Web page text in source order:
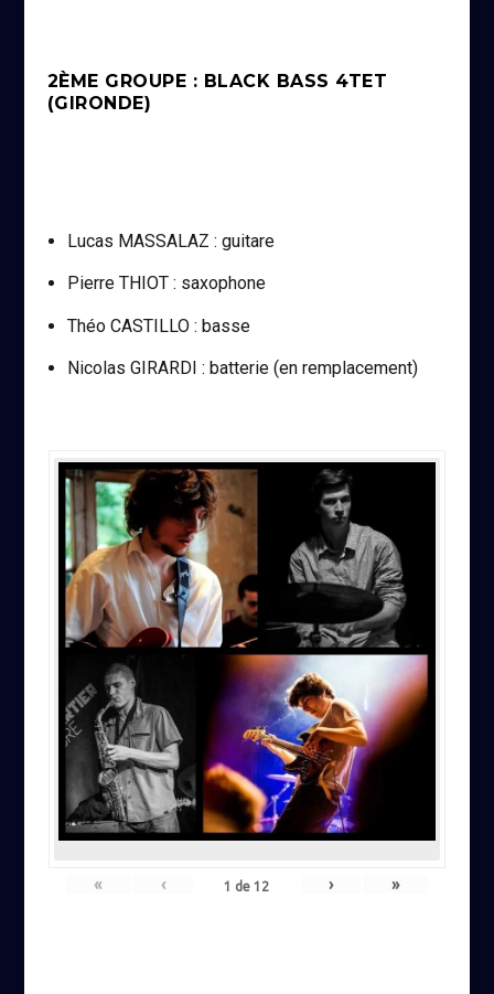
2ÈME GROUPE : BLACK BASS 4TET
(GIRONDE)
Lucas MASSALAZ : guitare
Pierre THIOT : saxophone
Théo CASTILLO : basse
Nicolas GIRARDI : batterie (en remplacement)
« ‹ 1 de12 › »